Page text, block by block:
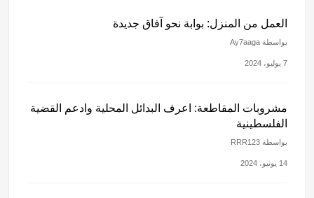
العمل من المنزل: بوابة نحو آفاق جديدة
بواسطة Ay7aaga
7 يوليو، 2024
مشروبات المقاطعة: اعرف البدائل المحلية وادعم القضية
الفلسطينية
بواسطة RRR123
14 يونيو، 2024